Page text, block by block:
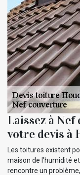
Laissez à
votre devis à
Les toitures existent
maison de l’humidité
rencontre un